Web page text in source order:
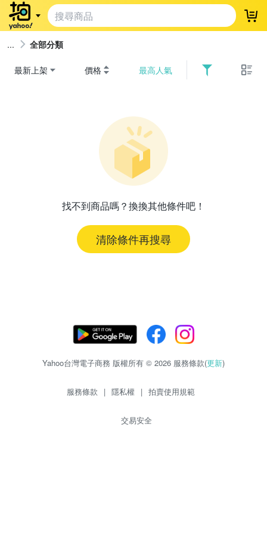
登
全部分類
最新上架 價格 最高人氣
找不到商品嗎？換換其他條件吧！
清除條件再搜尋
Yahoo台灣電子商務 版權所有 © 2026 服務條款(更新)
服務條款 | 隱私權 | 拍賣使用規範
交易安全